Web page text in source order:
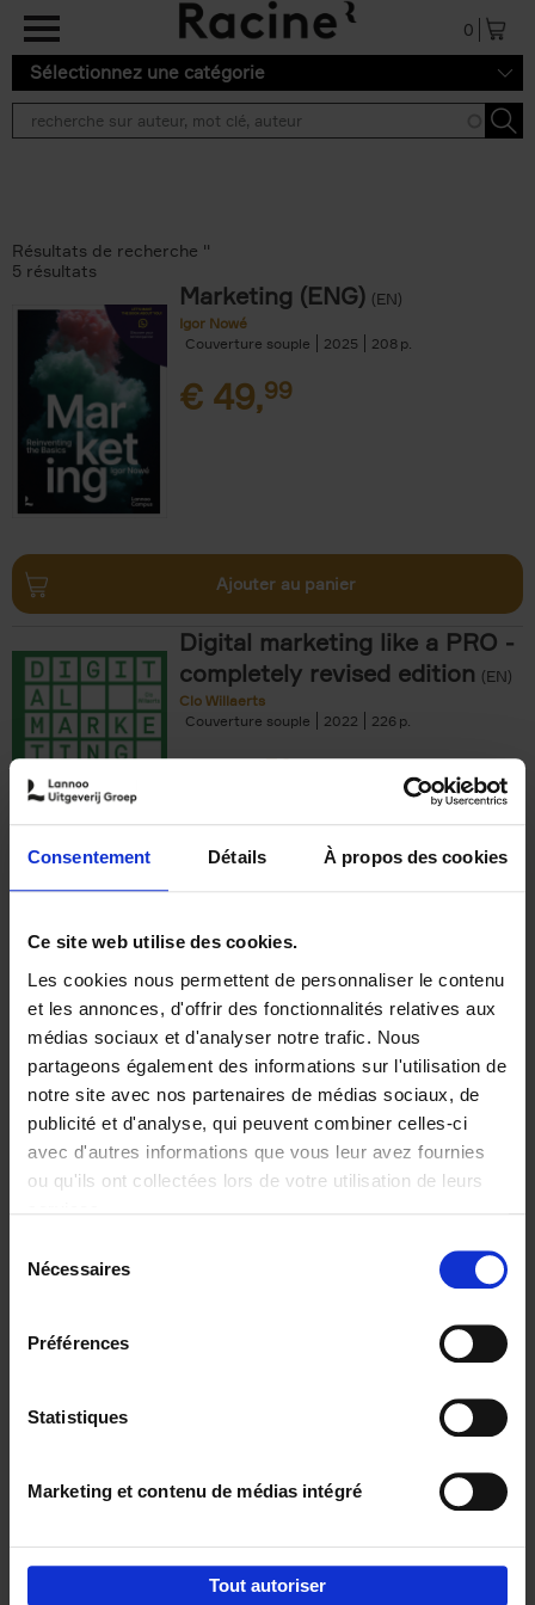
Consentement Détails À propos des cookies
Ce site web utilise des cookies.
Les cookies nous permettent de personnaliser le contenu
et les annonces, d'offrir des fonctionnalités relatives aux
médias sociaux et d'analyser notre trafic. Nous
partageons également des informations sur l'utilisation de
notre site avec nos partenaires de médias sociaux, de
publicité et d'analyse, qui peuvent combiner celles-ci
avec d'autres informations que vous leur avez fournies
ou qu'ils ont collectées lors de votre utilisation de leurs
Nécessaires
Préférences
Statistiques
Marketing et contenu de médias intégré
Tout autoriser
Aller au contenu principal
0
Sélectionnez une catégorie
Résultats de recherche ''
5 résultats
Marketing (ENG) (EN)
Igor Nowé
Couverture souple
2025 208
€ 49,99
Ajouter au panier
Digital marketing like a PRO -
completely revised edition (EN)
Clo Willaerts
Couverture souple
2022 226
€35,50
The Offer You Can't
Refuse
Steven Van Belleghem
Couverture souple
2020 256
€37,50
Building Bonds = Building